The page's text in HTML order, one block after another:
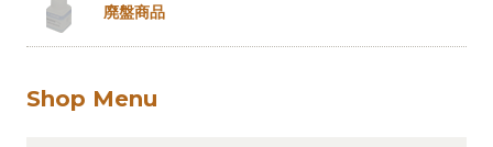
廃盤商品
Shop Menu